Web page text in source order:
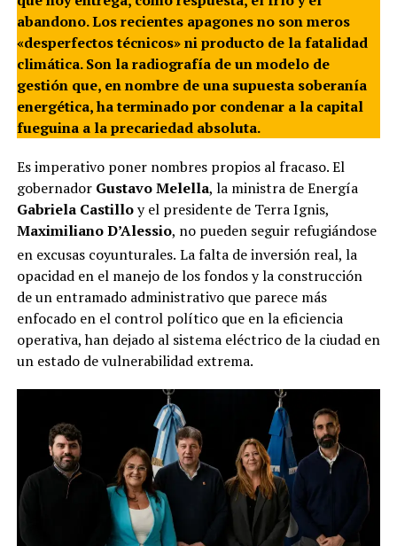
abandono. Los recientes apagones no son meros
«desperfectos técnicos» ni producto de la fatalidad
climática. Son la radiografía de un modelo de
gestión que, en nombre de una supuesta soberanía
energética, ha terminado por condenar a la capital
fueguina a la precariedad absoluta.
Es imperativo poner nombres propios al fracaso. El
gobernador Gustavo Melella, la ministra de Energía
Gabriela Castilloy el presidente de Terra Ignis,
Maximiliano D’Alessio, no pueden seguir refugiándose
en excusas coyunturales. La falta de inversión real, la
opacidad en el manejo de los fondos y la construcción
de un entramado administrativo que parece más
enfocado en el control político que en la eficiencia
operativa, han dejado al sistema eléctrico de la ciudad en
un estado de vulnerabilidad extrema.